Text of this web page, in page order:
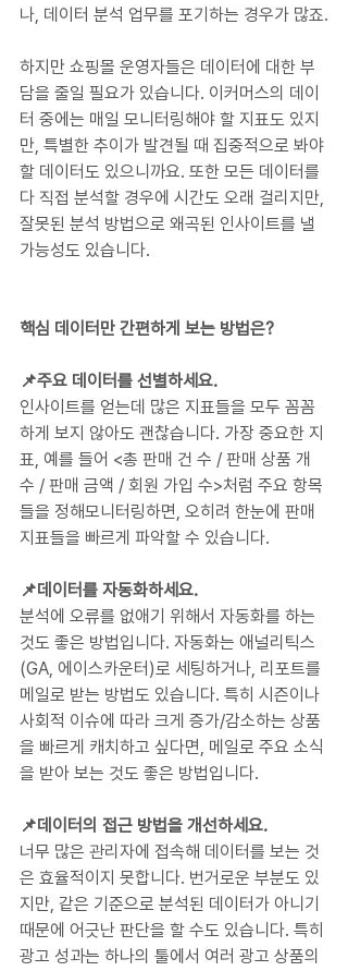
나, 데이터 분석 업무를 포기하는 경우가 많죠.
하지만 쇼핑몰 운영자들은 데이터에 대한 부
담을 줄일 필요가 있습니다. 이커머스의 데이
터 중에는 매일 모니터링해야 할 지표도 있지
만, 특별한 추이가 발견될 때 집중적으로 봐야
할 데이터도 있으니까요. 또한 모든 데이터를
다 직접 분석할 경우에 시간도 오래 걸리지만,
잘못된 분석 방법으로 왜곡된 인사이트를 낼
가능성도 있습니다.
핵심 데이터만 간편하게 보는 방법은?
📌주요 데이터를 선별하세요.
인사이트를 얻는데 많은 지표들을 모두 꼼꼼
하게 보지 않아도 괜찮습니다. 가장 중요한 지
표, 예를 들어 <총 판매 건 수 / 판매 상품 개
수 / 판매 금액 / 회원 가입 수>처럼 주요 항목
들을 정해모니터링하면, 오히려 한눈에 판매
지표들을 빠르게 파악할 수 있습니다.
📌데이터를 자동화하세요.
분석에 오류를 없애기 위해서 자동화를 하는
것도 좋은 방법입니다. 자동화는 애널리틱스
(GA, 에이스카운터)로 세팅하거나, 리포트를
메일로 받는 방법도 있습니다. 특히 시즌이나
사회적 이슈에 따라 크게 증가/감소하는 상품
을 빠르게 캐치하고 싶다면, 메일로 주요 소식
을 받아 보는 것도 좋은 방법입니다.
📌데이터의 접근 방법을 개선하세요.
너무 많은 관리자에 접속해 데이터를 보는 것
은 효율적이지 못합니다. 번거로운 부분도 있
지만, 같은 기준으로 분석된 데이터가 아니기
때문에 어긋난 판단을 할 수도 있습니다. 특히
광고 성과는 하나의 툴에서 여러 광고 상품의